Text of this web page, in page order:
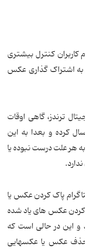
کاربران کنترل بیشتری
اشتراک گذاری عکس
ترندز، گاهی اوقات
کرده و بعدا به این
هر علت درست نبوده یا
پاک کردن عکس یا
کردن عکس های یاد شده
و این در حالی است که
حذف عکس یا عکسهایی